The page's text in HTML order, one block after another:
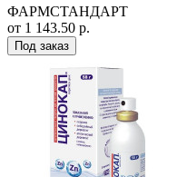
ФАРМСТАНДАРТ
от 1 143.50 р.
Под заказ